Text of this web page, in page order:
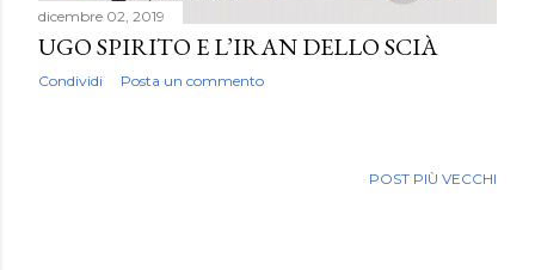
dicembre 02, 2019
UGO SPIRITO E L’IRAN DELLO SCIÀ
Condividi Posta un commento
POST PIÙ VECCHI